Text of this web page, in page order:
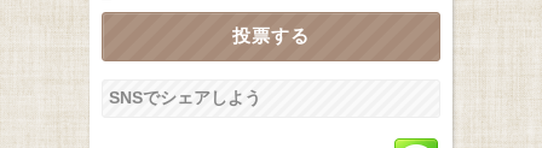
SNSでシェアしよう